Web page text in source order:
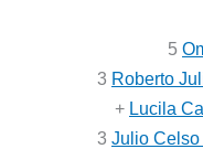
5
3 Roberto
+ Lucila
3 Julio Celso